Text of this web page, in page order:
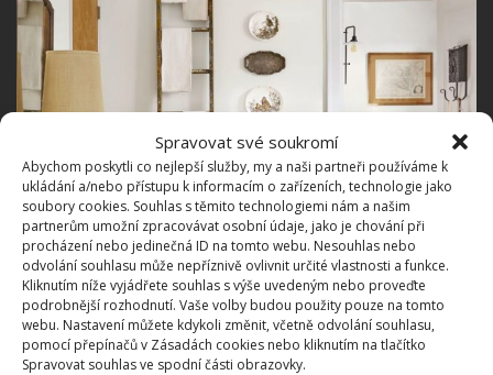
Spravovat své soukromí
Abychom poskytli co nejlepší služby, my a naši partneři používáme k
ukládání a/nebo přístupu k informacím o zařízeních, technologie jako
soubory cookies. Souhlas s těmito technologiemi nám a našim
partnerům umožní zpracovávat osobní údaje, jako je chování při
procházení nebo jedinečná ID na tomto webu. Nesouhlas nebo
odvolání souhlasu může nepříznivě ovlivnit určité vlastnosti a funkce.
Kliknutím níže vyjádřete souhlas s výše uvedeným nebo proveďte
podrobnější rozhodnutí. Vaše volby budou použity pouze na tomto
webu. Nastavení můžete kdykoli změnit, včetně odvolání souhlasu,
pomocí přepínačů v Zásadách cookies nebo kliknutím na tlačítko
Spravovat souhlas ve spodní části obrazovky.